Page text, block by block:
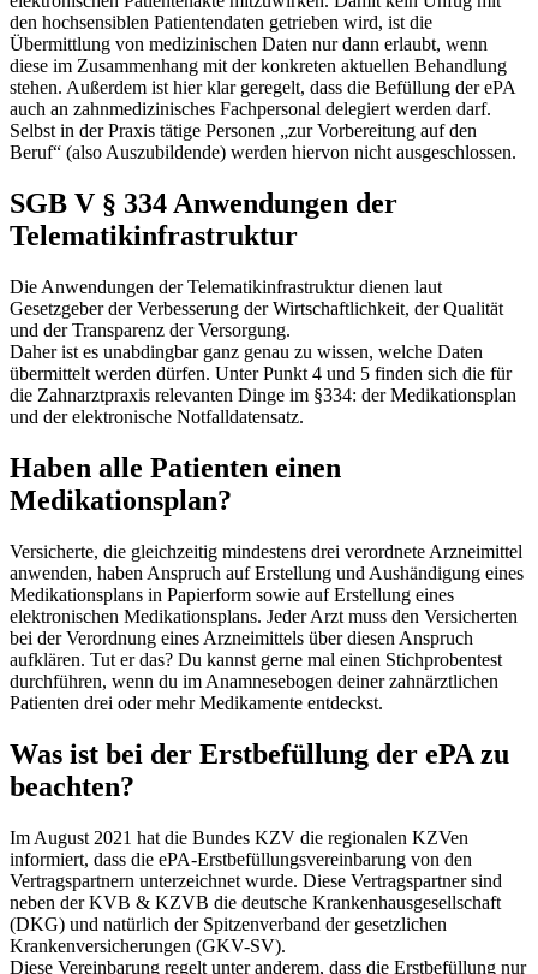
den hochsensiblen Patientendaten getrieben wird, ist die
Übermittlung von medizinischen Daten nur dann erlaubt, wenn
diese im Zusammenhang mit der konkreten aktuellen Behandlung
stehen. Außerdem ist hier klar geregelt, dass die Befüllung der ePA
auch an zahnmedizinisches Fachpersonal delegiert werden darf.
Selbst in der Praxis tätige Personen „zur Vorbereitung auf den
Beruf“ (also Auszubildende) werden hiervon nicht ausgeschlossen.
SGB V § 334 Anwendungen der
Telematikinfrastruktur
Die Anwendungen der Telematikinfrastruktur dienen laut
Gesetzgeber der Verbesserung der Wirtschaftlichkeit, der Qualität
und der Transparenz der Versorgung.
Daher ist es unabdingbar ganz genau zu wissen, welche Daten
übermittelt werden dürfen. Unter Punkt 4 und 5 finden sich die für
die Zahnarztpraxis relevanten Dinge im §334: der Medikationsplan
und der elektronische Notfalldatensatz.
Haben alle Patienten einen
Medikationsplan?
Versicherte, die gleichzeitig mindestens drei verordnete Arzneimittel
anwenden, haben Anspruch auf Erstellung und Aushändigung eines
Medikationsplans in Papierform sowie auf Erstellung eines
elektronischen Medikationsplans. Jeder Arzt muss den Versicherten
bei der Verordnung eines Arzneimittels über diesen Anspruch
aufklären. Tut er das? Du kannst gerne mal einen Stichprobentest
durchführen, wenn du im Anamnesebogen deiner zahnärztlichen
Patienten drei oder mehr Medikamente entdeckst.
Was ist bei der Erstbefüllung der ePA zu
beachten?
Im August 2021 hat die Bundes KZV die regionalen KZVen
informiert, dass die ePA-Erstbefüllungsvereinbarung von den
Vertragspartnern unterzeichnet wurde. Diese Vertragspartner sind
neben der KVB & KZVB die deutsche Krankenhausgesellschaft
(DKG) und natürlich der Spitzenverband der gesetzlichen
Krankenversicherungen (GKV-SV).
Diese Vereinbarung regelt unter anderem, dass die Erstbefüllung nur